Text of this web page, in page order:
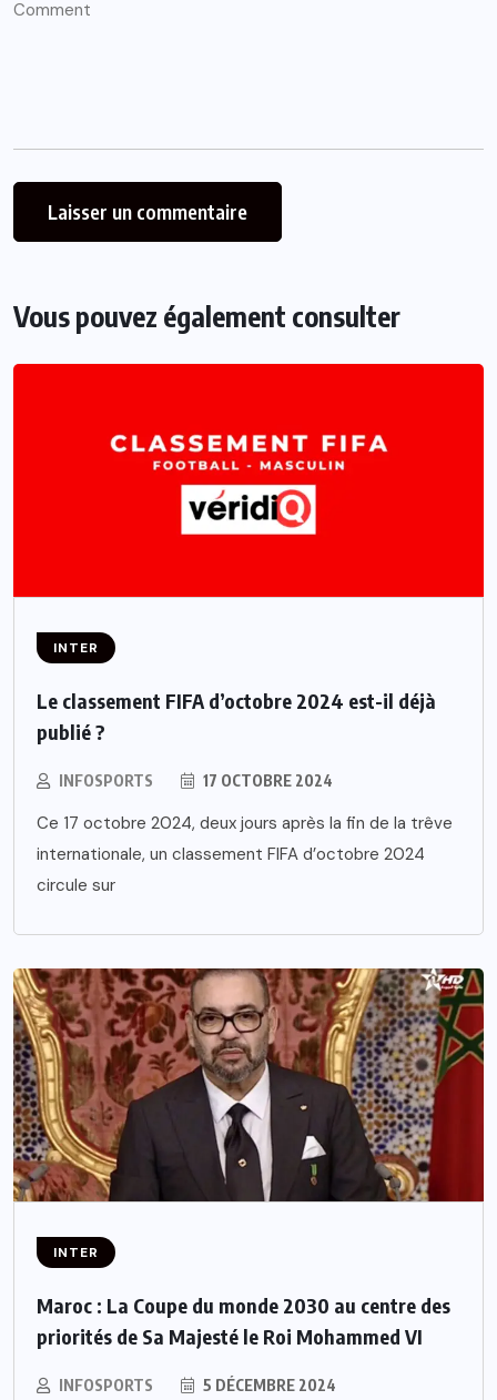
Vous pouvez également consulter
INTER
Le classement FIFA d’octobre 2024 est-il déjà
publié ?
INFOSPORTS 17 OCTOBRE 2024
Ce 17 octobre 2024, deux jours après la fin de la trêve
internationale, un classement FIFA d’octobre 2024
circule sur
INTER
Maroc : La Coupe du monde 2030 au centre des
priorités de Sa Majesté le Roi Mohammed VI
INFOSPORTS 5 DÉCEMBRE 2024